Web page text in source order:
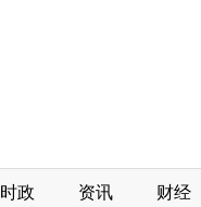
时政 资讯 财经